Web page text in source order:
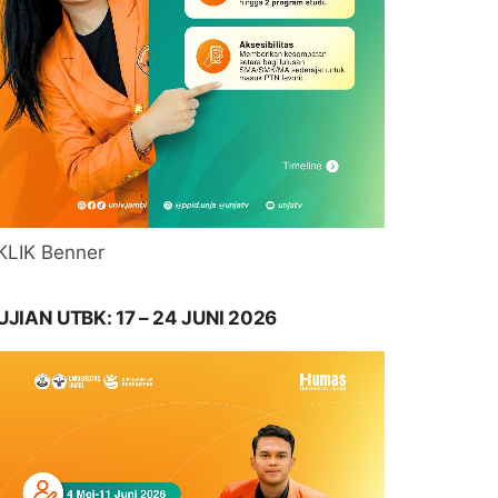
Benner
UTBK: 17 – 24 JUNI 2026